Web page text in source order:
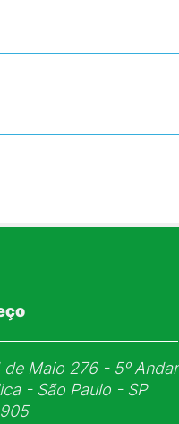
de Maio 276 - 5ᵒ Andar
- São Paulo - SP